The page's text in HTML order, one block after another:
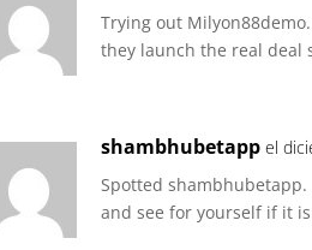
Trying out
they launch the real deal
shambhubetapp el
Spotted shambhubetapp.
and see for yourself if it